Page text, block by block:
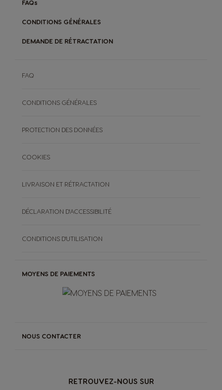
FAQs
CONDITIONS GÉNÉRALES
DEMANDE DE RÉTRACTATION
RETROUVEZ-NOUS SUR
MOYENS DE PAIEMENTS
NOUS CONTACTER
FAQ
CONDITIONS GÉNÉRALES
PROTECTION DES DONNÉES
COOKIES
LIVRAISON ET RÉTRACTATION
DÉCLARATION D'ACCESSIBILITÉ
CONDITIONS D'UTILISATION